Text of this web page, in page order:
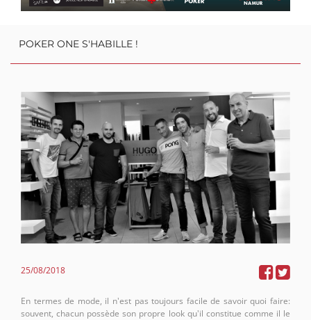
POKER ONE S'HABILLE !
25/08/2018
En termes de mode, il n'est pas toujours facile de savoir quoi faire:
souvent, chacun possède son propre look qu'il constitue comme il le